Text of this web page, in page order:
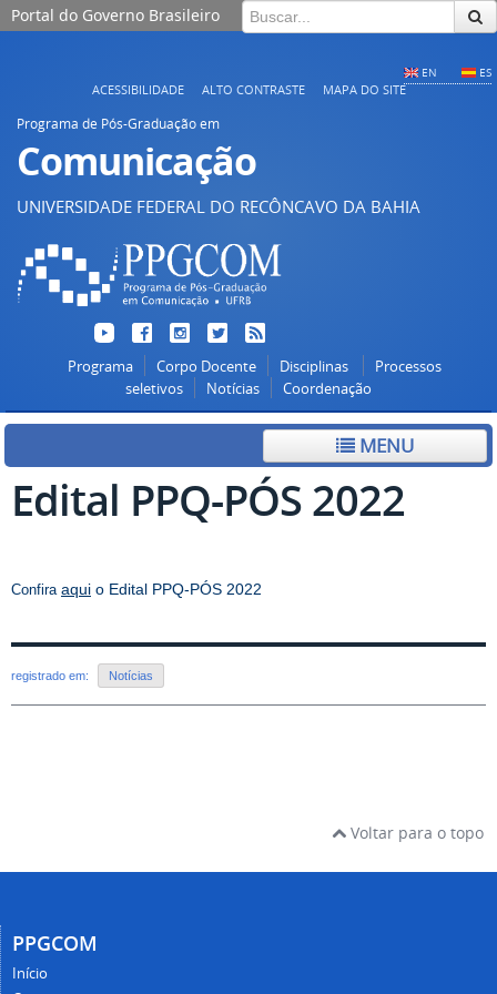
Portal do Governo Brasileiro
EN ES
ACESSIBILIDADE ALTO CONTRASTE MAPA DO SITE
Programa de Pós-Graduação em
Comunicação
UNIVERSIDADE FEDERAL DO RECÔNCAVO DA BAHIA
Programa Corpo Docente Disciplinas
Processos
seletivos
Notícias Coordenação
MENU
Edital PPQ-PÓS 2022
Confira aqui o Edital PPQ-PÓS 2022
registrado em: Notícias
Voltar para o topo
PPGCOM
Início